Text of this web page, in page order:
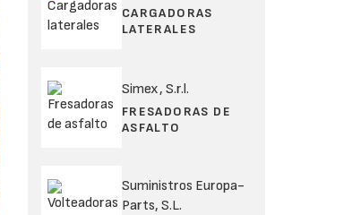
CARGADORAS
LATERALES
Simex, S.r.l.
FRESADORAS DE
ASFALTO
Suministros Europa-
Parts, S.L.